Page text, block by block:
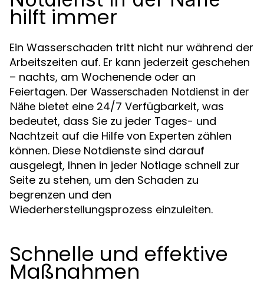
hilft immer
Ein Wasserschaden tritt nicht nur während der
Arbeitszeiten auf. Er kann jederzeit geschehen
– nachts, am Wochenende oder an
Feiertagen. Der Wasserschaden Notdienst in der
Nähe bietet eine 24/7 Verfügbarkeit, was
bedeutet, dass Sie zu jeder Tages- und
Nachtzeit auf die Hilfe von Experten zählen
können. Diese Notdienste sind darauf
ausgelegt, Ihnen in jeder Notlage schnell zur
Seite zu stehen, um den Schaden zu
begrenzen und den
Wiederherstellungsprozess einzuleiten.
Schnelle und effektive
Maßnahmen